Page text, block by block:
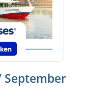
September